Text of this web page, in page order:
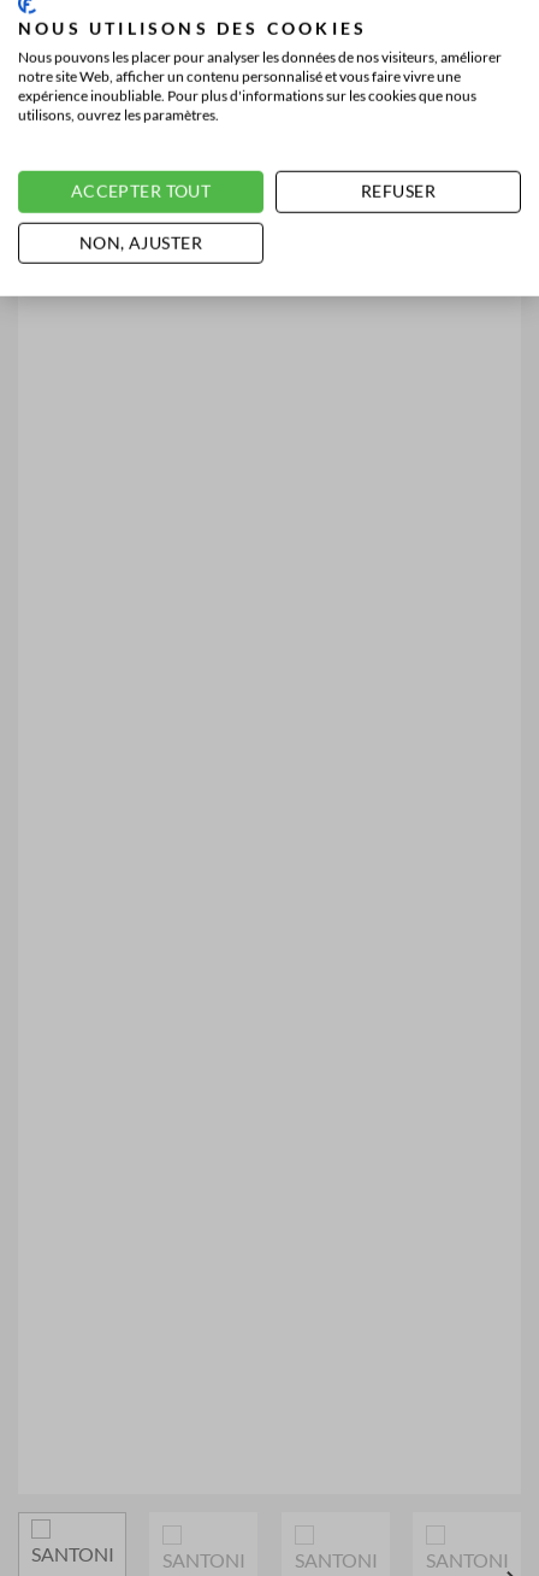
NOUS UTILISONS DES COOKIES
Nous pouvons les placer pour analyser les données de nos visiteurs, améliorer
notre site Web, afficher un contenu personnalisé et vous faire vivre une
expérience inoubliable. Pour plus d'informations sur les cookies que nous
utilisons, ouvrez les paramètres.
ACCEPTER TOUT REFUSER
NON, AJUSTER